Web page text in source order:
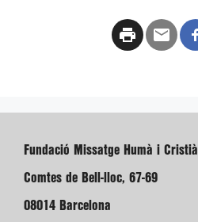
Fundació Missatge Humà i Cristià
Comtes de Bell-lloc, 67-69
08014 Barcelona